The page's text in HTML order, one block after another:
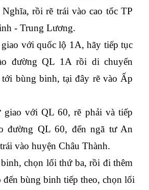
rồi rẽ trái vào cao tốc TP
- Trung Lương.
với quốc lộ 1A, hãy tiếp tục
đường QL 1A rồi di chuyển
bùng binh, tại đây rẽ vào Ấp
giao với QL 60, rẽ phải và tiếp
đường QL 60, đến ngã tư An
vào huyện Châu Thành.
chọn lối thứ ba, rồi đi thêm
đến bùng binh tiếp theo, chọn lối